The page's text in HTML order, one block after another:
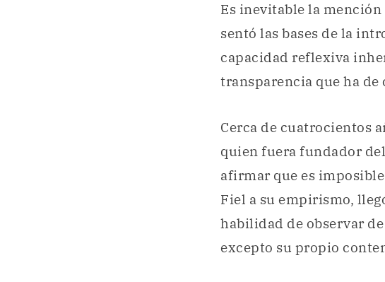
Es inevitable la mención
sentó las bases de la
capacidad reflexiva
transparencia que ha
Cerca de cuatrocientos
quien fuera fundador del
afirmar que es
Fiel a su empirismo,
habilidad de observar
excepto su propio